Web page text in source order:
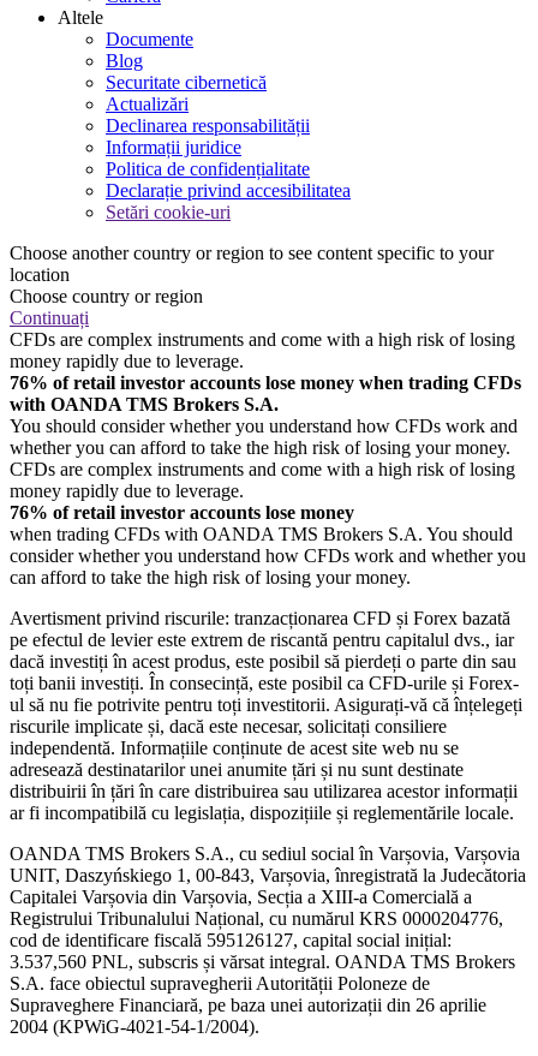
Altele
Documente
Blog
Securitate cibernetică
Actualizări
Declinarea responsabilității
Informații juridice
Politica de confidențialitate
Declarație privind accesibilitatea
Setări cookie-uri
Choose another country or region to see content specific to your
location
Choose country or region
Continuați
CFDs are complex instruments and come with a high risk of losing
money rapidly due to leverage.
76% of retail investor accounts lose money when trading CFDs
with OANDA TMS Brokers S.A.
You should consider whether you understand how CFDs work and
whether you can afford to take the high risk of losing your money.
CFDs are complex instruments and come with a high risk of losing
money rapidly due to leverage.
76% of retail investor accounts lose money
when trading CFDs with OANDA TMS Brokers S.A. You should
consider whether you understand how CFDs work and whether you
can afford to take the high risk of losing your money.
Avertisment privind riscurile: tranzacționarea CFD și Forex bazată
pe efectul de levier este extrem de riscantă pentru capitalul dvs., iar
dacă investiți în acest produs, este posibil să pierdeți o parte din sau
toți banii investiți. În consecință, este posibil ca CFD-urile și Forex-
ul să nu fie potrivite pentru toți investitorii. Asigurați-vă că înțelegeți
riscurile implicate și, dacă este necesar, solicitați consiliere
independentă. Informațiile conținute de acest site web nu se
adresează destinatarilor unei anumite țări și nu sunt destinate
distribuirii în țări în care distribuirea sau utilizarea acestor informații
ar fi incompatibilă cu legislația, dispozițiile și reglementările locale.
OANDA TMS Brokers S.A., cu sediul social în Varșovia, Varșovia
UNIT, Daszyńskiego 1, 00-843, Varșovia, înregistrată la Judecătoria
Capitalei Varșovia din Varșovia, Secția a XIII-a Comercială a
Registrului Tribunalului Național, cu numărul KRS 0000204776,
cod de identificare fiscală 595126127, capital social inițial:
3.537,560 PNL, subscris și vărsat integral. OANDA TMS Brokers
S.A. face obiectul supravegherii Autorității Poloneze de
Supraveghere Financiară, pe baza unei autorizații din 26 aprilie
2004 (KPWiG-4021-54-1/2004).